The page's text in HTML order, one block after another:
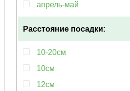
апрель-май
Расстояние посадки:
10-20см
10см
12см